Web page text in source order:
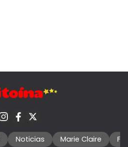
Noticias Marie Claire